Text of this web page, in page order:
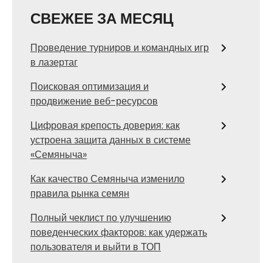
СВЕЖЕЕ ЗА МЕСЯЦ
Проведение турниров и командных игр
в лазертаг
Поисковая оптимизация и
продвижение веб-ресурсов
Цифровая крепость доверия: как
устроена защита данных в системе
«Семяныча»
Как качество Семяныча изменило
правила рынка семян
Полный чеклист по улучшению
поведенческих факторов: как удержать
пользователя и выйти в ТОП